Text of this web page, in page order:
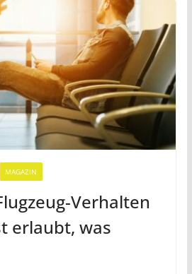
MAGAZIN
Verhalten
erlaubt, was